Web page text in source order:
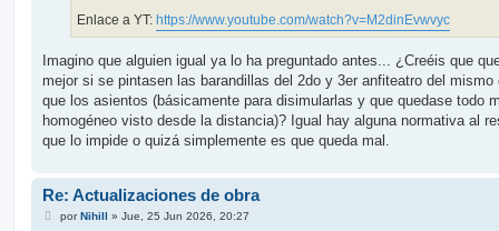
Enlace a YT: https://www.youtube.com/watch?v=M2dinEvwvyc
Imagino que alguien igual ya lo ha preguntado antes... ¿Creéis que
mejor si se pintasen las barandillas del 2do y 3er anfiteatro del mismo
que los asientos (básicamente para disimularlas y que quedase todo
homogéneo visto desde la distancia)? Igual hay alguna normativa al
que lo impide o quizá simplemente es que queda mal.
Re: Actualizaciones de obra
Mpor Nihill » Jue, 25 Jun 2026, 20:27